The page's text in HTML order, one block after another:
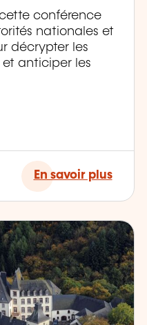
conférence
nationales et
décrypter les
et anticiper les
En savoir plus